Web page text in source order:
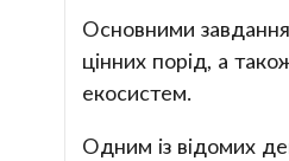
Основними
цінних порід, а
екосистем.
Одним із відомих